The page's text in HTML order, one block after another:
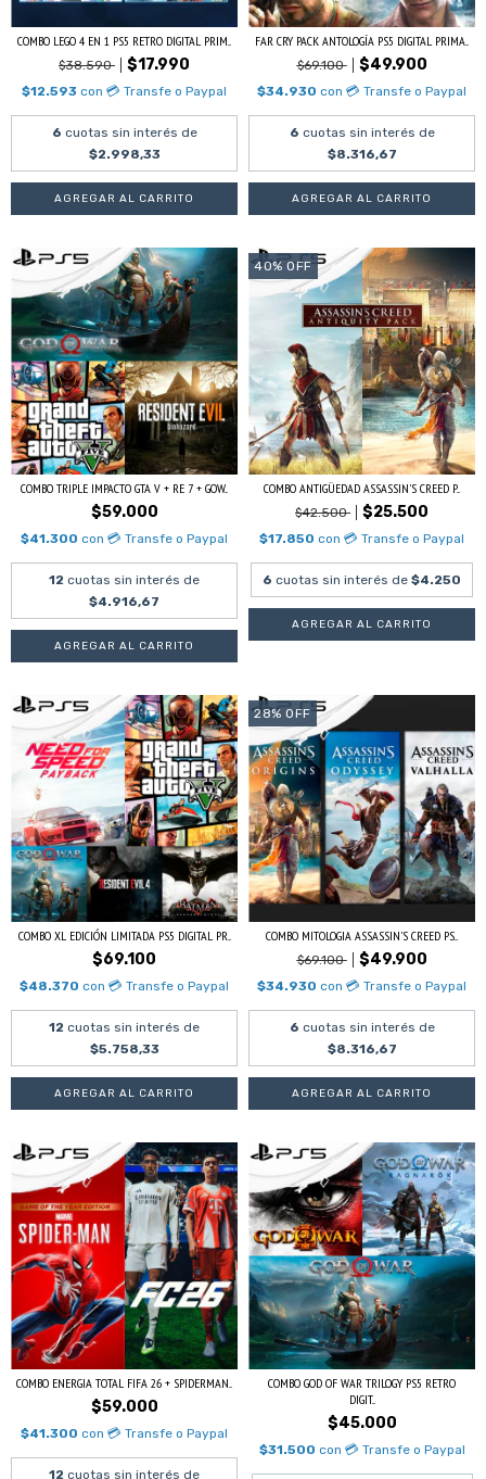
COMBO LEGO 4 EN 1 PS5 RETRO DIGITAL PRIM...
$38.590 $17.990
$12.593 con 💳 Transfe o Paypal
6 cuotas sin interés de
$2.998,33
FAR CRY PACK ANTOLOGÍA PS5 DIGITAL PRIMA...
$69.100 $49.900
$34.930 con 💳 Transfe o Paypal
6 cuotas sin interés de
$8.316,67
COMBO TRIPLE IMPACTO GTA V + RE 7 + GOW...
$59.000
$41.300 con 💳 Transfe o Paypal
12 cuotas sin interés de
$4.916,67
40% OFF
COMBO ANTIGÜEDAD ASSASSIN'S CREED P...
$42.500 $25.500
$17.850 con 💳 Transfe o Paypal
6 cuotas sin interés de $4.250
COMBO XL EDICIÓN LIMITADA PS5 DIGITAL PR...
$69.100
$48.370 con 💳 Transfe o Paypal
12 cuotas sin interés de
$5.758,33
28% OFF
COMBO MITOLOGIA ASSASSIN'S CREED PS...
$69.100 $49.900
$34.930 con 💳 Transfe o Paypal
6 cuotas sin interés de
$8.316,67
COMBO ENERGIA TOTAL FIFA 26 + SPIDERMAN...
$59.000
$41.300 con 💳 Transfe o Paypal
12 cuotas sin interés de
COMBO GOD OF WAR TRILOGY PS5 RETRO
DIGIT...
$45.000
$31.500 con 💳 Transfe o Paypal